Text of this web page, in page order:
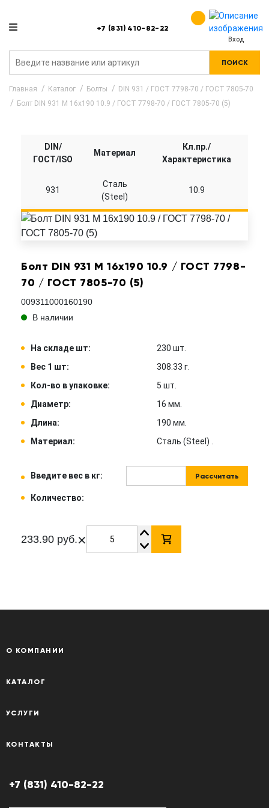
+7 (831) 410-82-22
Вход
ПОИСК
Главная Каталог Болты
DIN 931 / ГОСТ 7798-70 / ГОСТ 7805-70
Болт DIN 931 M 16x190 10.9 / ГОСТ 7798-70 / ГОСТ 7805-70 (5)
Болт DIN 931 M 16x190 10.9 / ГОСТ 7798-
70 / ГОСТ 7805-70 (5)
009311000160190
В наличии
На складе шт:
230 шт.
Вес 1 шт:
308.33 г.
Кол-во в упаковке:
5 шт.
Диаметр:
16 мм.
Длина:
190 мм.
Материал:
Сталь (Steel) .
Введите вес в кг: Рассчитать
Количество:
233.90 руб.×
DIN/
ГОСТ/ISO
Материал
Кл.пр./
Характеристика
931
Сталь
(Steel)
10.9
О КОМПАНИИ
КАТАЛОГ
УСЛУГИ
КОНТАКТЫ
+7 (831) 410-82-22